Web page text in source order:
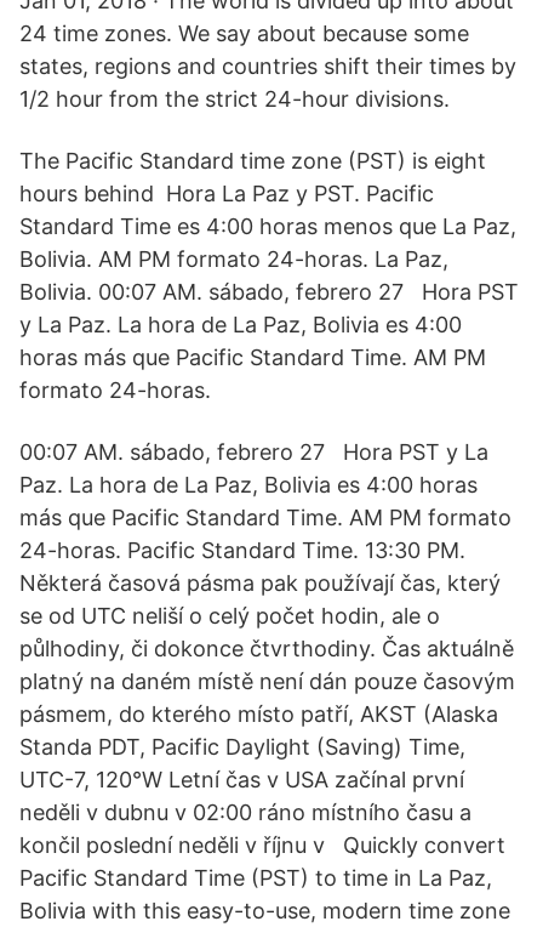
24 time zones. We say about because some
states, regions and countries shift their times by
1/2 hour from the strict 24-hour divisions.
The Pacific Standard time zone (PST) is eight
hours behind Hora La Paz y PST. Pacific
Standard Time es 4:00 horas menos que La Paz,
Bolivia. AM PM formato 24-horas. La Paz,
Bolivia. 00:07 AM. sábado, febrero 27 Hora PST
y La Paz. La hora de La Paz, Bolivia es 4:00
horas más que Pacific Standard Time. AM PM
formato 24-horas.
00:07 AM. sábado, febrero 27 Hora PST y La
Paz. La hora de La Paz, Bolivia es 4:00 horas
más que Pacific Standard Time. AM PM formato
24-horas. Pacific Standard Time. 13:30 PM.
Některá časová pásma pak používají čas, který
se od UTC neliší o celý počet hodin, ale o
půlhodiny, či dokonce čtvrthodiny. Čas aktuálně
platný na daném místě není dán pouze časovým
pásmem, do kterého místo patří, AKST (Alaska
Standa PDT, Pacific Daylight (Saving) Time,
UTC-7, 120°W Letní čas v USA začínal první
neděli v dubnu v 02:00 ráno místního času a
končil poslední neděli v říjnu v Quickly convert
Pacific Standard Time (PST) to time in La Paz,
Bolivia with this easy-to-use, modern time zone